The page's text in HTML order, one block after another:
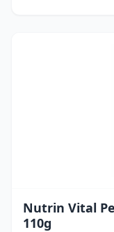
Nutrin Vital
110g